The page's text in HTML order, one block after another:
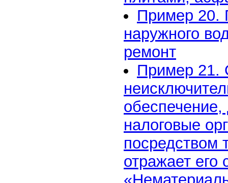
Пример 20.
наружного
ремонт
Пример 21.
налоговые
посредством
отражает его